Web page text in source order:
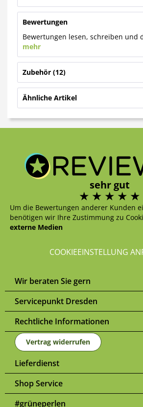
Bewertungen
Bewertungen lesen, schreiben und
mehr
Zubehör 12
Ähnliche Artikel
sehr gut
Um die Bewertungen anderer Kunden
benötigen wir Ihre Zustimmung zu
externe Medien
COOKIEEINSTELLUNG
Wir beraten Sie gern
Servicepunkt Dresden
Rechtliche Informationen
Vertrag widerrufen
Lieferdienst
Shop Service
#grüneperlen